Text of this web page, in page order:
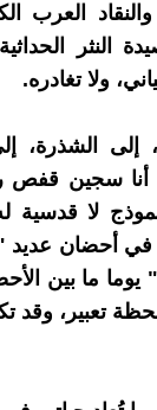
العرب
النثر
ولا تغادره.
الشذرة،
أنا سجين
لا قدسية
في أحضان
ما بين
تعبير، وقد